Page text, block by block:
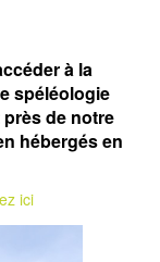
à la
spéléologie
de notre
hébergés en
ici